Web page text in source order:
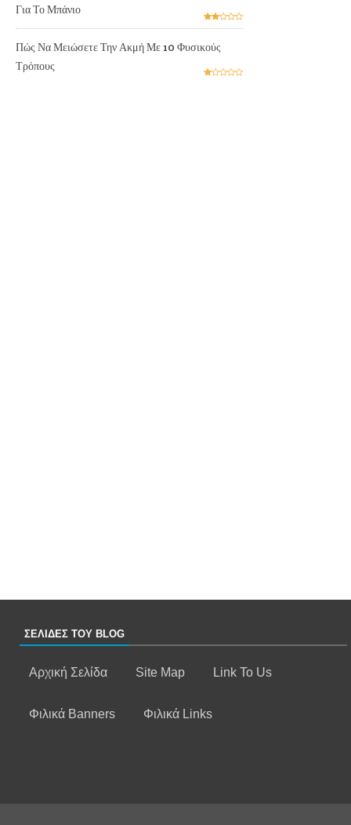
Για Το Μπάνιο
Πώς Να Μειώσετε Την Ακμή Με 10 Φυσικούς
Τρόπους
ΣΕΛΙΔΕΣ ΤΟΥ BLOG
Αρχική Σελίδα Site Map Link To Us
Φιλικά Banners Φιλικά Links